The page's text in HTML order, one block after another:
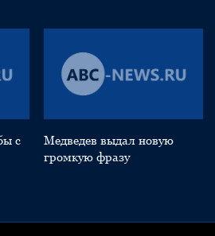
с
Медведев выдал новую
громкую фразу